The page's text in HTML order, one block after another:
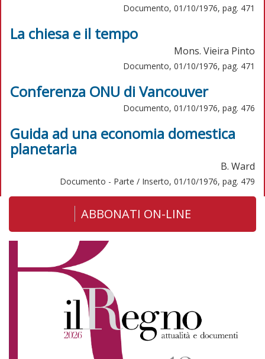
Documento, 01/10/1976, pag. 471
La chiesa e il tempo
Mons. Vieira Pinto
Documento, 01/10/1976, pag. 471
Conferenza ONU di Vancouver
Documento, 01/10/1976, pag. 476
Guida ad una economia domestica
planetaria
B. Ward
Documento - Parte / Inserto, 01/10/1976, pag. 479
ABBONATI ON-LINE